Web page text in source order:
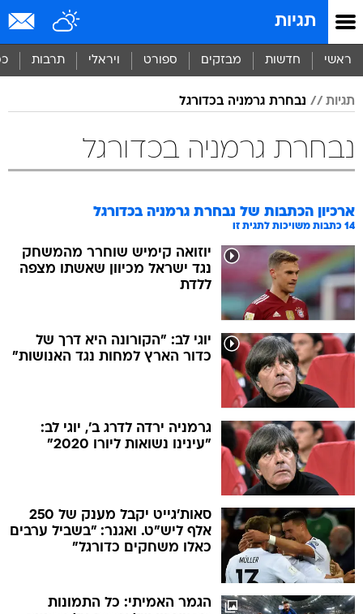
תגיות
ראשי חדשות מבזקים ספורט ויראלי תרבות
תגיות נבחרת גרמניה בכדורגל
נבחרת גרמניה בכדורגל
ארכיון הכתבות של נבחרת גרמניה בכדורגל
14 כתבות משויכות לתגית זו
יוזואה קימיש שוחרר מהמשחק
נגד ישראל מכיוון שאשתו מצפה
ללדת
יוגי לב: "הקורונה היא דרך של
כדור הארץ למחות נגד האנושות"
גרמניה ירדה לדרג ב', יוגי לב:
"עינינו נשואות ליורו 2020"
סאות'גייט יקבל מענק של 250
אלף ליש"ט. ואגנר: "בשביל ערבים
כאלו משחקים כדורגל"
הגמר האמיתי: כל התמונות